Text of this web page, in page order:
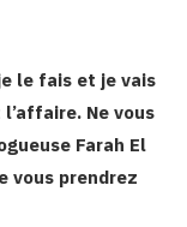
le fais et je vais
Ne vous
Farah El
vous prendrez